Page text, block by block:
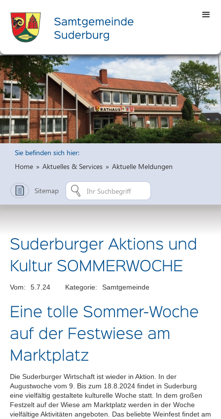
Sie befinden sich hier:
Home » Aktuelles & Services » Aktuelle Meldungen
Sitemap
Suderburger Aktions und
Kultur SOMMERWOCHE
Vom: 5.7.24 Kategorie: Samtgemeinde
Eine tolle Sommer-Woche
auf der Festwiese am
Marktplatz
Die Suderburger Wirtschaft ist wieder in Aktion. In der
Augustwoche vom 9. Bis zum 18.8.2024 findet in Suderburg
eine vielfältig gestaltete kulturelle Woche statt. In dem großen
Festzelt auf der Wiese am Marktplatz werden in der Woche
vielfältige Aktivitäten angeboten. Das beliebte Weinfest findet am